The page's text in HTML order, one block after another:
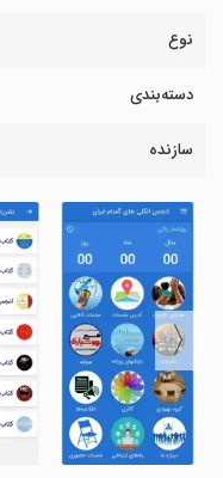
نوع
دسته‌بندی
سازنده
〈